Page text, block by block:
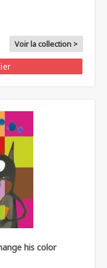
Voir la collection >
his color